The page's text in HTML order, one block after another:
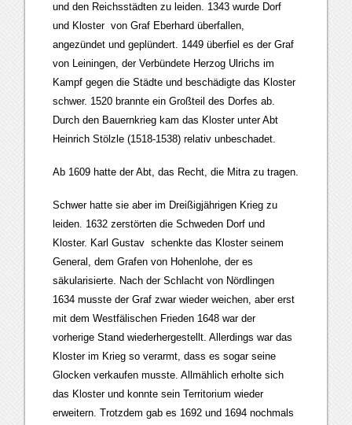
und den Reichsstädten zu leiden. 1343 wurde Dorf
und Kloster von Graf Eberhard überfallen,
angezündet und geplündert. 1449 überfiel es der Graf
von Leiningen, der Verbündete Herzog Ulrichs im
Kampf gegen die Städte und beschädigte das Kloster
schwer. 1520 brannte ein Großteil des Dorfes ab.
Durch den Bauernkrieg kam das Kloster unter Abt
Heinrich Stölzle (1518-1538) relativ unbeschadet.
Ab 1609 hatte der Abt, das Recht, die Mitra zu tragen.
Schwer hatte sie aber im Dreißigjährigen Krieg zu
leiden. 1632 zerstörten die Schweden Dorf und
Kloster. Karl Gustav schenkte das Kloster seinem
General, dem Grafen von Hohenlohe, der es
säkularisierte. Nach der Schlacht von Nördlingen
1634 musste der Graf zwar wieder weichen, aber erst
mit dem Westfälischen Frieden 1648 war der
vorherige Stand wiederhergestellt. Allerdings war das
Kloster im Krieg so verarmt, dass es sogar seine
Glocken verkaufen musste. Allmählich erholte sich
das Kloster und konnte sein Territorium wieder
erweitern. Trotzdem gab es 1692 und 1694 nochmals